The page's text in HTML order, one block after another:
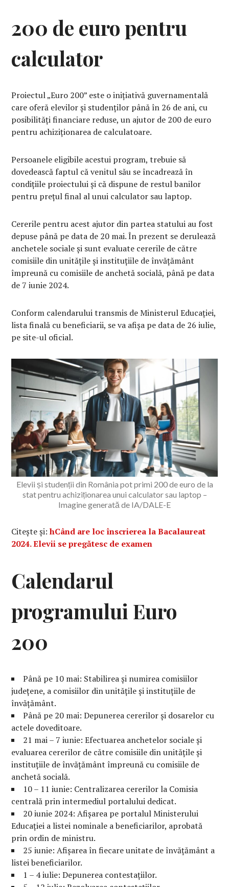
200 de euro pentru
calculator
Proiectul „Euro 200” este o inițiativă guvernamentală
care oferă elevilor și studenților până în 26 de ani, cu
posibilități financiare reduse, un ajutor de 200 de euro
pentru achiziționarea de calculatoare.
Persoanele eligibile acestui program, trebuie să
dovedească faptul că venitul său se încadrează în
condițiile proiectului și că dispune de restul banilor
pentru prețul final al unui calculator sau laptop.
Cererile pentru acest ajutor din partea statului au fost
depuse până pe data de 20 mai. În prezent se derulează
anchetele sociale și sunt evaluate cererile de către
comisiile din unitățile și instituțiile de învățământ
împreună cu comisiile de anchetă socială, până pe data
de 7 iunie 2024.
Conform calendarului transmis de Ministerul Educației,
lista finală cu beneficiarii, se va afișa pe data de 26 iulie,
pe site-ul oficial.
Elevii și studenții din România pot primi 200 de euro de la
stat pentru achiziționarea unui calculator sau laptop –
Imagine generată de IA/DALE-E
Citește și:hCând are loc înscrierea la Bacalaureat
2024. Elevii se pregătesc de examen
Calendarul
programului Euro
200
Până pe 10 mai: Stabilirea și numirea comisiilor
județene, a comisiilor din unitățile și instituțiile de
învățământ.
Până pe 20 mai: Depunerea cererilor și dosarelor cu
actele doveditoare.
21 mai – 7 iunie: Efectuarea anchetelor sociale și
evaluarea cererilor de către comisiile din unitățile și
instituțiile de învățământ împreună cu comisiile de
anchetă socială.
10 – 11 iunie: Centralizarea cererilor la Comisia
centrală prin intermediul portalului dedicat.
20 iunie 2024: Afișarea pe portalul Ministerului
Educației a listei nominale a beneficiarilor, aprobată
prin ordin de ministru.
25 iunie: Afișarea în fiecare unitate de învățământ a
listei beneficiarilor.
1 – 4 iulie: Depunerea contestațiilor.